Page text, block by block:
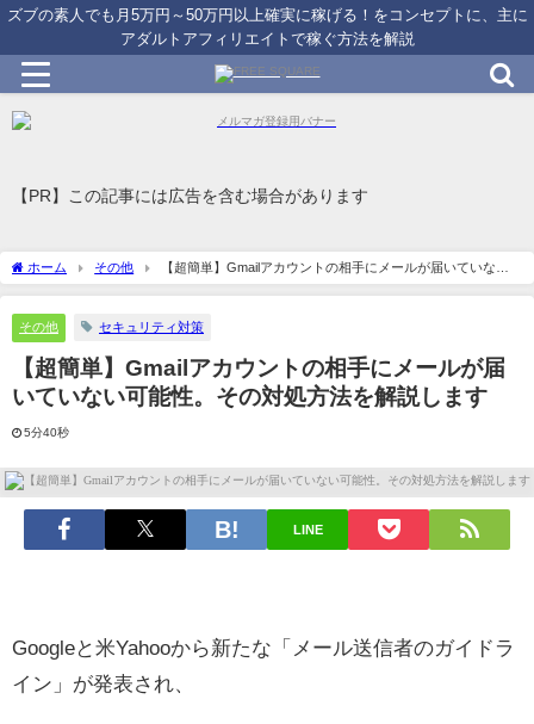
ズブの素人でも月5万円～50万円以上確実に稼げる！をコンセプトに、主に
アダルトアフィリエイトで稼ぐ方法を解説
【PR】この記事には広告を含む場合があります
ホーム その他
【超簡単】Gmailアカウントの相手にメールが届いていない
可能性。その対処方法を解説します
その他 セキュリティ対策
【超簡単】Gmailアカウントの相手にメールが届
いていない可能性。その対処方法を解説します
5分40秒
LINE
Googleと米Yahooから新たな「メール送信者のガイドラ
イン」が発表され、